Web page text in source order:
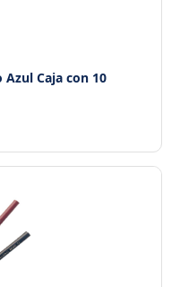
Caja con 10